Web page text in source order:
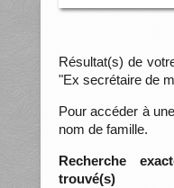
Résultat(s) de
"Ex secrétaire de
Pour accéder à
nom de famille.
Recherche
trouvé(s)